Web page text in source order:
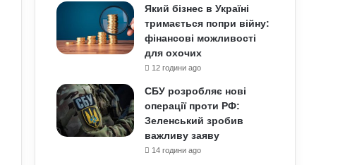
Який бізнес в Україні
тримається попри війну:
фінансові можливості
для охочих
12 години ago
СБУ розробляє нові
операції проти РФ:
Зеленський зробив
важливу заяву
14 години ago